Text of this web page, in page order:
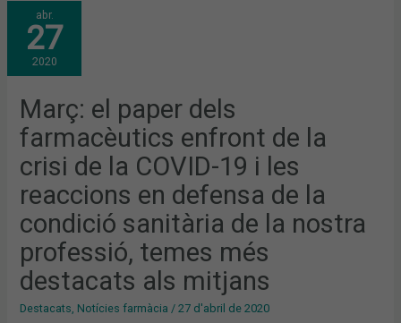
abr.
27
2020
Març: el paper dels
farmacèutics enfront de la
crisi de la COVID-19 i les
reaccions en defensa de la
condició sanitària de la nostra
professió, temes més
destacats als mitjans
Destacats, Notícies farmàcia /27 d'abril de 2020
MARÇ:
EL
PAPER
DELS
FARMACÈUTICS
ENFRONT
DE
CRISI
DE
LA
COVID-
19
LES
REACCIONS
EN
DEFENSA
DE
LA
CONDICIÓ
SANITÀRIA
DE
LA
NOSTRA
TEMES